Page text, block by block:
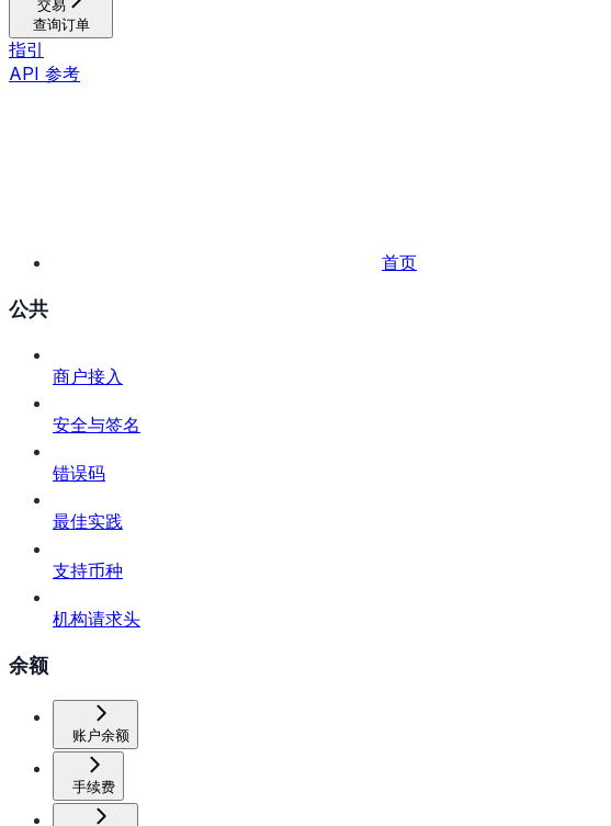
交易
查询订单
指引
API 参考
首页
公共
商户接入
安全与签名
错误码
最佳实践
支持币种
机构请求头
余额
账户余额
手续费